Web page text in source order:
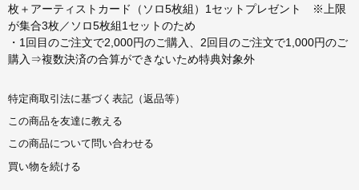
枚＋アーティストカード（ソロ5枚組）1セットプレゼント ※上限
が集合3枚／ソロ5枚組1セットのため
・1回目のご注文で2,000円のご購入、2回目のご注文で1,000円のご
購入⇒複数決済の合算ができないため特典対象外
特定商取引法に基づく表記（返品等）
この商品を友達に教える
この商品について問い合わせる
買い物を続ける